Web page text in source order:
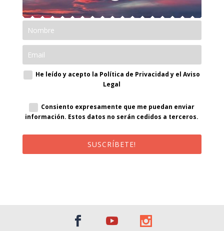
He leído y acepto la Política de Privacidad y el Aviso
Legal
Consiento expresamente que me puedan enviar
información. Estos datos no serán cedidos a terceros.
SUSCRÍBETE!